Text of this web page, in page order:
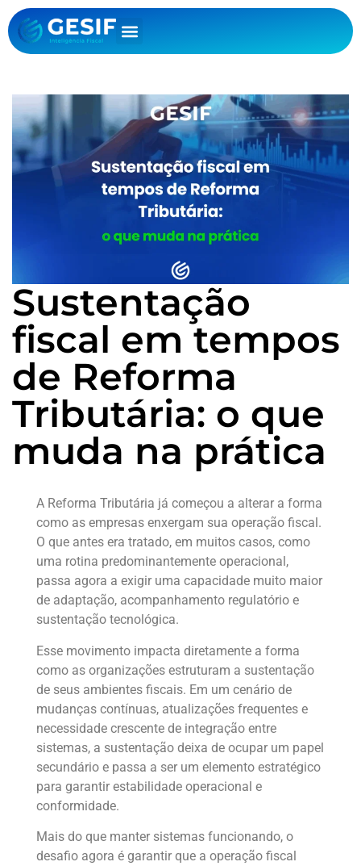
Sustentação
fiscal em tempos
de Reforma
Tributária: o que
muda na prática
A Reforma Tributária já começou a alterar a forma
como as empresas enxergam sua operação fiscal.
O que antes era tratado, em muitos casos, como
uma rotina predominantemente operacional,
passa agora a exigir uma capacidade muito maior
de adaptação, acompanhamento regulatório e
sustentação tecnológica.
Esse movimento impacta diretamente a forma
como as organizações estruturam a sustentação
de seus ambientes fiscais. Em um cenário de
mudanças contínuas, atualizações frequentes e
necessidade crescente de integração entre
sistemas, a sustentação deixa de ocupar um papel
secundário e passa a ser um elemento estratégico
para garantir estabilidade operacional e
conformidade.
Mais do que manter sistemas funcionando, o
desafio agora é garantir que a operação fiscal